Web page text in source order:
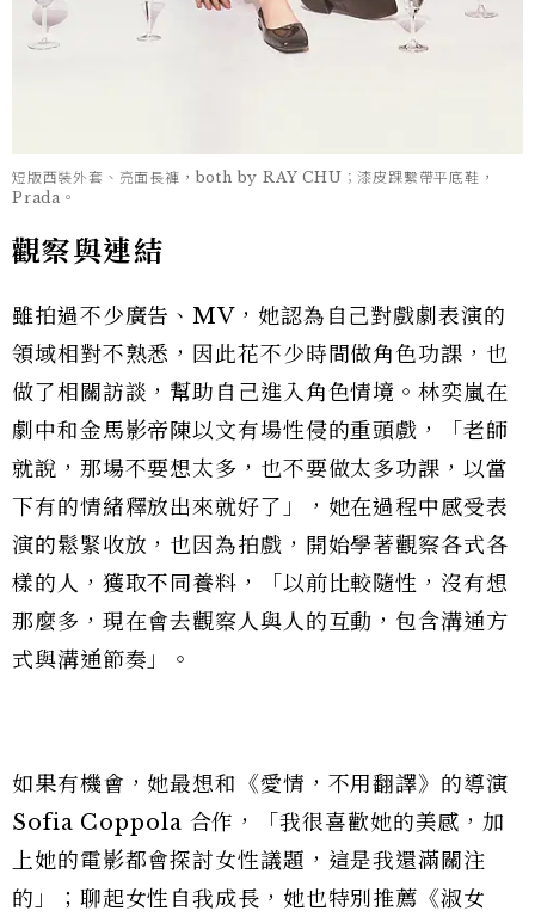
短版西裝外套、亮面長褲，both by RAY CHU；漆皮踝繫帶平底鞋，
Prada。
觀察與連結
雖拍過不少廣告、MV，她認為自己對戲劇表演的
領域相對不熟悉，因此花不少時間做角色功課，也
做了相關訪談，幫助自己進入角色情境。林奕嵐在
劇中和金馬影帝陳以文有場性侵的重頭戲，「老師
就說，那場不要想太多，也不要做太多功課，以當
下有的情緒釋放出來就好了」，她在過程中感受表
演的鬆緊收放，也因為拍戲，開始學著觀察各式各
樣的人，獲取不同養料，「以前比較隨性，沒有想
那麼多，現在會去觀察人與人的互動，包含溝通方
式與溝通節奏」。
如果有機會，她最想和《愛情，不用翻譯》的導演
Sofia Coppola 合作，「我很喜歡她的美感，加
上她的電影都會探討女性議題，這是我還滿關注
的」；聊起女性自我成長，她也特別推薦《淑女